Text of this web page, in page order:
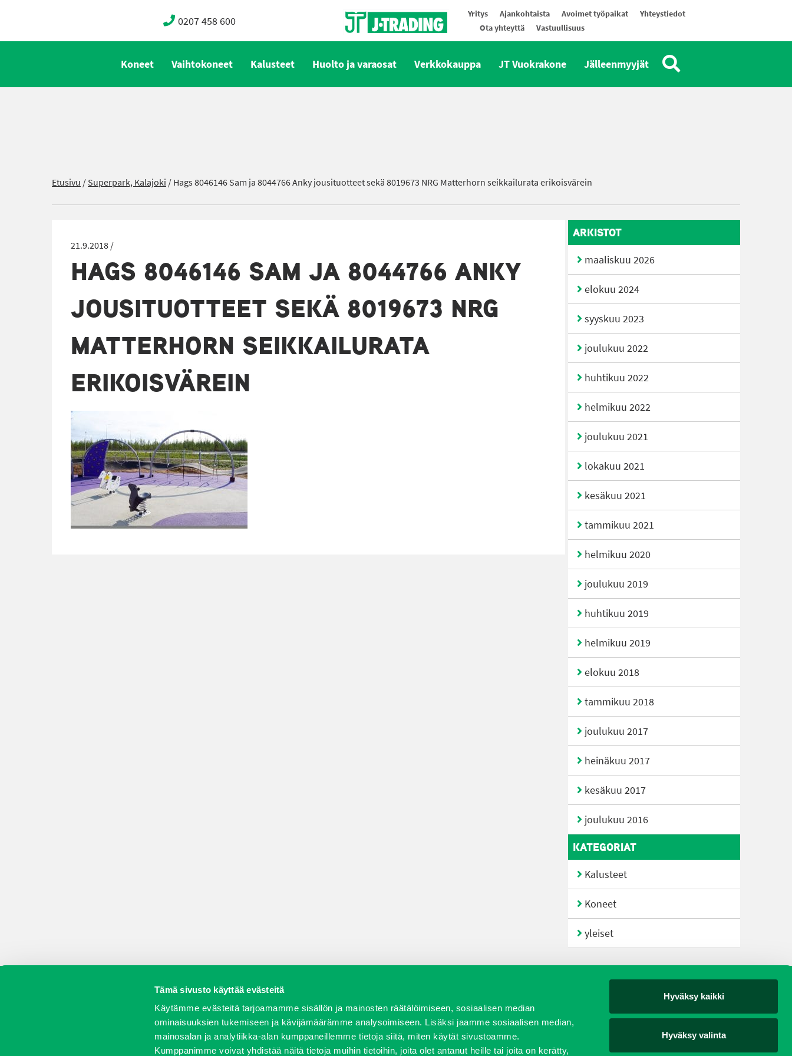
Tämä sivusto käyttää evästeitä
Käytämme evästeitä tarjoamamme sisällön ja mainosten räätälöimiseen, sosiaalisen median
ominaisuuksien tukemiseen ja kävijämäärämme analysoimiseen. Lisäksi jaamme sosiaalisen median,
mainosalan ja analytiikka-alan kumppaneillemme tietoja siitä, miten käytät sivustoamme.
Kumppanimme voivat yhdistää näitä tietoja muihin tietoihin, joita olet antanut heille tai joita on kerätty,
Hyväksy kaikki
Hyväksy valinta
0207 458 600 Yritys Ajankohtaista Avoimet työpaikat
Yhteystiedot
Ota yhteyttä
Vastuullisuus
Koneet Vaihtokoneet Kalusteet Huolto ja varaosat Verkkokauppa JT Vuokrakone Jälleenmyyjät
Etusivu /Superpark, Kalajoki /Hags 8046146 Sam ja 8044766 Anky jousituotteet sekä 8019673 NRG Matterhorn seikkailurata erikoisvärein
21.9.2018 /
HAGS 8046146 SAM JA 8044766 ANKY
JOUSITUOTTEET SEKÄ 8019673 NRG
MATTERHORN SEIKKAILURATA
ERIKOISVÄREIN
ARKISTOT
maaliskuu 2026
elokuu 2024
syyskuu 2023
joulukuu 2022
huhtikuu 2022
helmikuu 2022
joulukuu 2021
lokakuu 2021
kesäkuu 2021
tammikuu 2021
helmikuu 2020
joulukuu 2019
huhtikuu 2019
helmikuu 2019
elokuu 2018
tammikuu 2018
joulukuu 2017
heinäkuu 2017
kesäkuu 2017
joulukuu 2016
KATEGORIAT
Kalusteet
Koneet
yleiset
Vaihtokoneet Kalusteet Huolto ja varaosat Verkkokauppa JT Vuokrakone Jälleenmyyjät